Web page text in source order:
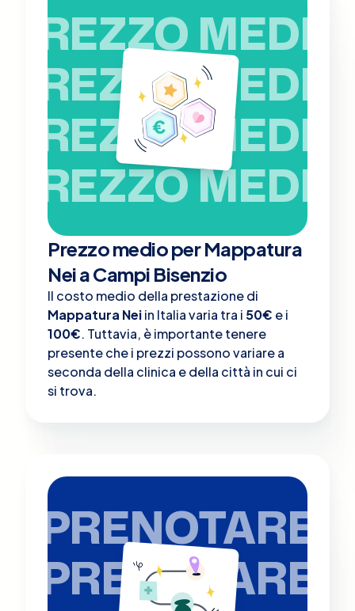
PREZZO MEDIO
PREZZO MEDIO
PREZZO MEDIO
PREZZO MEDIO
Prezzo medio per Mappatura
Nei a Campi Bisenzio
Il costo medio della prestazione di
Mappatura Neiin Italia varia tra i 50€ e i
100€. Tuttavia, è importante tenere
presente che i prezzi possono variare a
seconda della clinica e della città in cui ci
si trova.
PRENOTARE
PRENOTARE